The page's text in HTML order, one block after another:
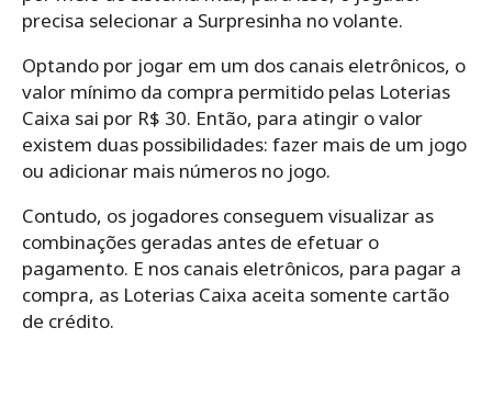
precisa selecionar a Surpresinha no volante.
Optando por jogar em um dos canais eletrônicos, o
valor mínimo da compra permitido pelas Loterias
Caixa sai por R$ 30. Então, para atingir o valor
existem duas possibilidades: fazer mais de um jogo
ou adicionar mais números no jogo.
Contudo, os jogadores conseguem visualizar as
combinações geradas antes de efetuar o
pagamento. E nos canais eletrônicos, para pagar a
compra, as Loterias Caixa aceita somente cartão
de crédito.